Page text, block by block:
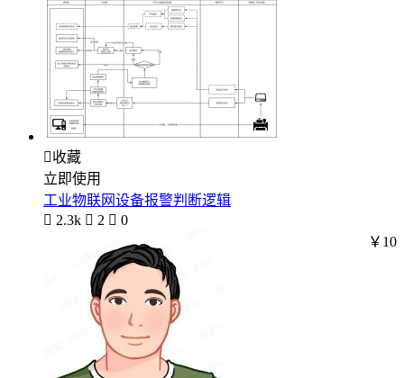
收藏
立即使用
工业物联网设备报警判断逻辑
 2.3k  2  0
￥10